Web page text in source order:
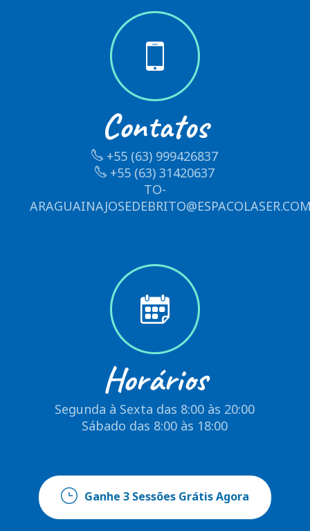
Contatos
+55 (63) 999426837
+55 (63) 31420637
TO-
Horários
Segunda à Sexta das 8:00 às 20:00
Sábado das 8:00 às 18:00
Ganhe 3 Sessões Grátis Agora